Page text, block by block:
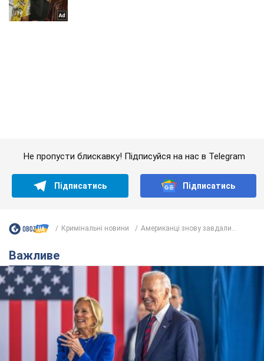
Дружина тяжкохворого Джо Байдена назвала
перший симптом, який сигналізував про його
"агресивний" рак
Спершу лікарі не надали цьому належної уваги
6.08.2026 12:46 16,6 т.